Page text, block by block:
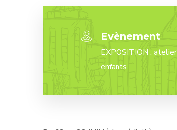
Evènement
EXPOSITION : atelier
enfants